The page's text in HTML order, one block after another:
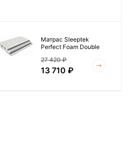
Матрас Sleeptek
Perfect Foam Double
27 420₽
13 710 ₽